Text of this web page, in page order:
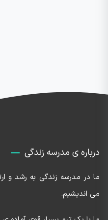
درباره ی مدرسه زندگی
ما در مدرسه زندگی به رشد و
می اندیشیم.